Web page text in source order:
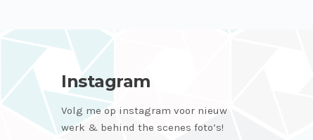
Instagram
Volg me op instagram voor nieuw
werk & behind the scenes foto’s!